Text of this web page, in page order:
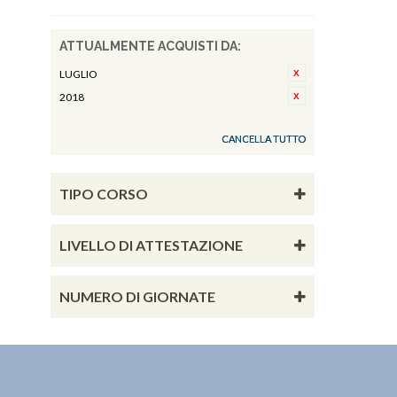
ATTUALMENTE ACQUISTI DA:
LUGLIO
2018
CANCELLA TUTTO
TIPO CORSO
LIVELLO DI ATTESTAZIONE
NUMERO DI GIORNATE